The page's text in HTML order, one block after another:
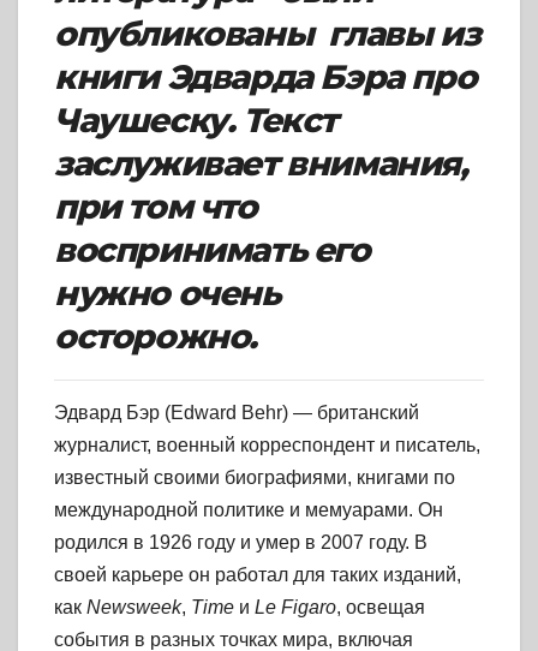
опубликованы главы из
книги Эдварда Бэра про
Чаушеску. Текст
заслуживает внимания,
при том что
воспринимать его
нужно очень
осторожно.
Эдвард Бэр (Edward Behr) — британский
журналист, военный корреспондент и писатель,
известный своими биографиями, книгами по
международной политике и мемуарами. Он
родился в 1926 году и умер в 2007 году. В
своей карьере он работал для таких изданий,
как Newsweek, Time и Le Figaro, освещая
события в разных точках мира, включая